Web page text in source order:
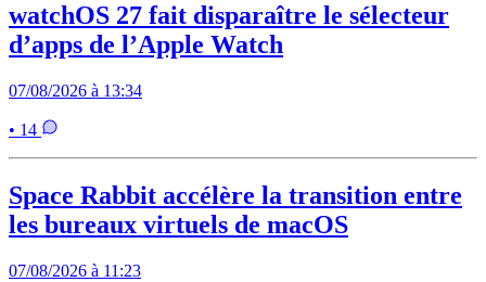
watchOS 27 fait disparaître le sélecteur
d’apps de l’Apple Watch
07/08/2026 à 13:34
• 14
Space Rabbit accélère la transition entre
les bureaux virtuels de macOS
07/08/2026 à 11:23